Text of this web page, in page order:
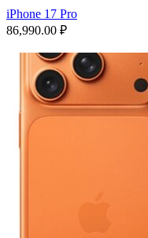
iPhone 17 Pro
86,990.00 ₽